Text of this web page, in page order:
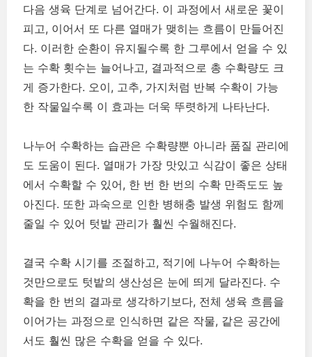
다음 생육 단계로 넘어간다. 이 과정에서 새로운 꽃이
피고, 이어서 또 다른 열매가 맺히는 흐름이 만들어진
다. 이러한 순환이 유지될수록 한 그루에서 얻을 수 있
는 수확 횟수는 늘어나고, 결과적으로 총 수확량도 크
게 증가한다. 오이, 고추, 가지처럼 반복 수확이 가능
한 작물일수록 이 효과는 더욱 뚜렷하게 나타난다.
나누어 수확하는 습관은 수확량뿐 아니라 품질 관리에
도 도움이 된다. 열매가 가장 맛있고 식감이 좋은 상태
에서 수확할 수 있어, 한 번 한 번의 수확 만족도도 높
아진다. 또한 과숙으로 인한 병해충 발생 위험도 함께
줄일 수 있어 텃밭 관리가 훨씬 수월해진다.
결국 수확 시기를 조절하고, 적기에 나누어 수확하는
것만으로도 텃밭의 생산성은 눈에 띄게 달라진다. 수
확을 한 번의 결과로 생각하기보다, 전체 생육 흐름을
이어가는 과정으로 인식하면 같은 작물, 같은 공간에
서도 훨씬 많은 수확을 얻을 수 있다.